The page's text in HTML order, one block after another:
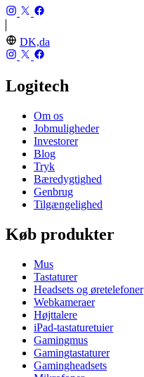
DK,da
Logitech
Om os
Jobmuligheder
Investorer
Blog
Tryk
Bæredygtighed
Genbrug
Tilgængelighed
Køb produkter
Mus
Tastaturer
Headsets og øretelefoner
Webkameraer
Højttalere
iPad-tastaturetuier
Gamingmus
Gamingtastaturer
Gamingheadsets